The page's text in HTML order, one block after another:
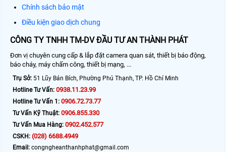
Chính sách bảo mật
Điều kiện giao dịch chung
CÔNG TY TNHH TM-DV ĐẦU TƯ AN THÀNH PHÁT
Đơn vị chuyên cung cấp & lắp đặt camera quan sát, thiết bị báo động,
báo cháy, máy chấm công, thiết bị mạng, ...
Trụ Sở: 51 Lũy Bán Bích, Phường Phú Thạnh, TP. Hồ Chí Minh
Hotline Tư Vấn: 0938.11.23.99
Hotline Tư Vấn 1: 0906.72.73.77
Tư Vấn Kỹ Thuật: 0906.855.330
Tư Vấn Mua Hàng: 0902.452.577
CSKH: (028) 6688.4949
Email: congngheanthanhphat@gmail.com